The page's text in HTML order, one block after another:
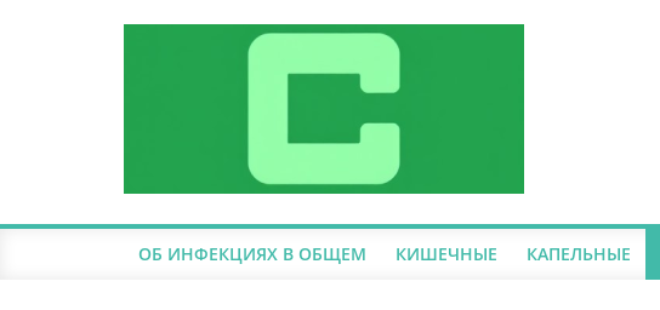
ОБ ИНФЕКЦИЯХ В ОБЩЕМ КИШЕЧНЫЕ КАПЕЛЬНЫЕ